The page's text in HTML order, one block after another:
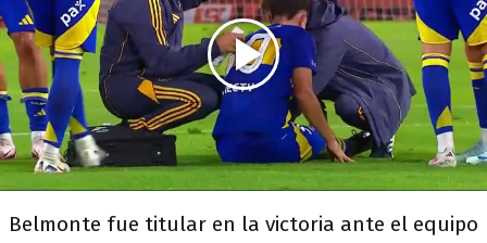
Belmonte fue titular en la victoria ante el equipo